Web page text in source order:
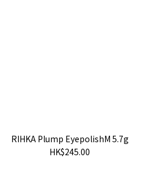
RIHKA Plump EyepolishM 5.7g
HK$245.00